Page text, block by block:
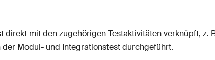
direkt mit den zugehörigen Testaktivitäten verknüpft, z.
Modul- und Integrationstest durchgeführt.